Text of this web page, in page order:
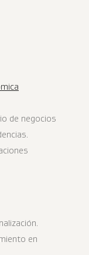
de negocios
en